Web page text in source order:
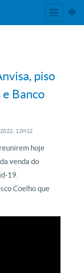
piso
Banco
2022, 12H12
hoje
venda do
19.
Coelho que